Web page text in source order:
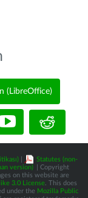
(LibreOffice)
Statutes (non-
version)
| Copyright
on this website are
3.0 License. This does
under the Mozilla Public